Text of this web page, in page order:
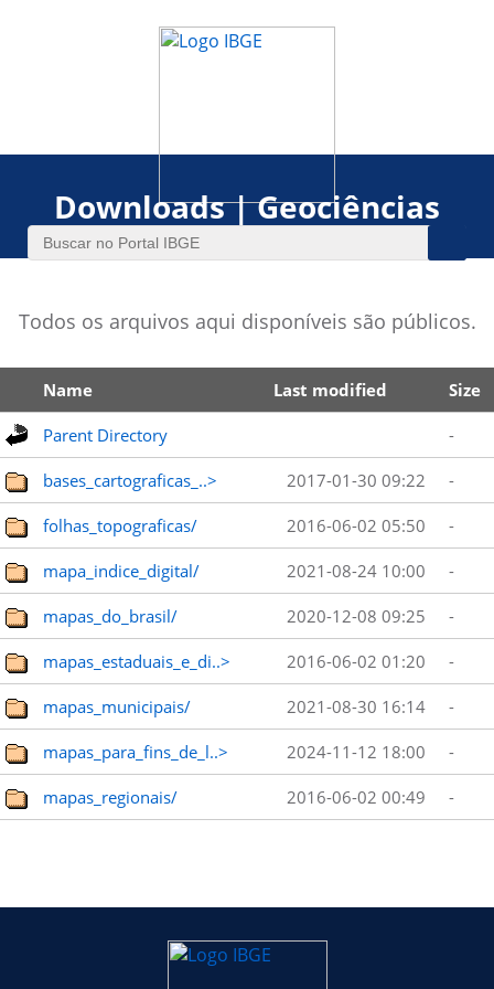
Downloads | Geociências
Todos os arquivos aqui disponíveis são públicos.
Name Last modified Size
Parent Directory -
bases_cartograficas_..> 2017-01-30 09:22 -
folhas_topograficas/ 2016-06-02 05:50 -
mapa_indice_digital/ 2021-08-24 10:00 -
mapas_do_brasil/ 2020-12-08 09:25 -
mapas_estaduais_e_di..> 2016-06-02 01:20 -
mapas_municipais/ 2021-08-30 16:14 -
mapas_para_fins_de_l..> 2024-11-12 18:00 -
mapas_regionais/ 2016-06-02 00:49 -